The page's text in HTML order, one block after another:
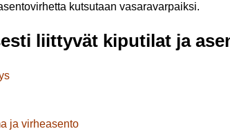
kutsutaan vasaravarpaiksi.
liittyvät kiputilat ja
ja virheasento